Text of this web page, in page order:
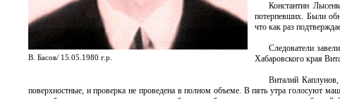
В. Басов/ 15.05.1980 г.р.
Константин
потерпевших. Были
что как раз
Следователи
Хабаровского края
Виталий
поверхностные, и проверка не проведена в полном объеме. В пять утра голосуют